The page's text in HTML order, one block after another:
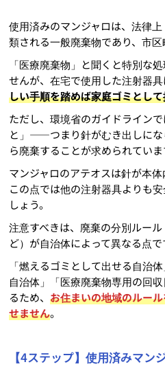
使用済みのマンジャロは、法律
類される一般廃棄物であり、市区
「医療廃棄物」と聞くと特別な
せんが、在宅で使用した注射器
しい手順を踏めば家庭ゴミとし
ただし、環境省のガイドライン
と」——つまり針がむき出しに
ら廃棄することが求められていま
マンジャロのアテオスは針が本体
この点では他の注射器具よりも
しょう。
注意すべきは、廃棄の分別ルー
ど）が自治体によって異なる点で
「燃えるゴミとして出せる自治
自治体」「医療廃棄物専用の回
るため、お住まいの地域のルー
せません。
【4ステップ】使用済みマン